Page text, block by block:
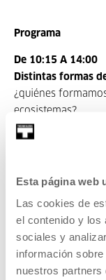
Esta página web
Las cookies de
el contenido y los
sociales y
información
nuestros
Programa
De 10:15 A 14:00
Distintas formas
¿quiénes
ecosistemas?
Comida de 14:00 A
Presentación del
innovación
experiencias y
Quiero participar:
MÁS INFORMACIÓN